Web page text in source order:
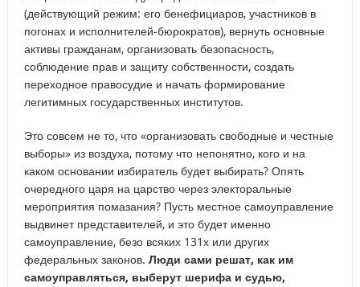
(действующий режим: его бенефициаров, участников в
погонах и исполнителей-бюрократов), вернуть основные
активы гражданам, организовать безопасность,
соблюдение прав и защиту собственности, создать
переходное правосудие и начать формирование
легитимных государственных институтов.
Это совсем не то, что «организовать свободные и честные
выборы» из воздуха, потому что непонятно, кого и на
каком основании избиратель будет выбирать? Опять
очередного царя на царство через электоральные
мероприятия помазания? Пусть местное самоуправление
выдвинет представителей, и это будет именно
самоуправление, безо всяких 131х или других
федеральных законов. Люди сами решат, как им
самоуправляться, выберут шерифа и судью,